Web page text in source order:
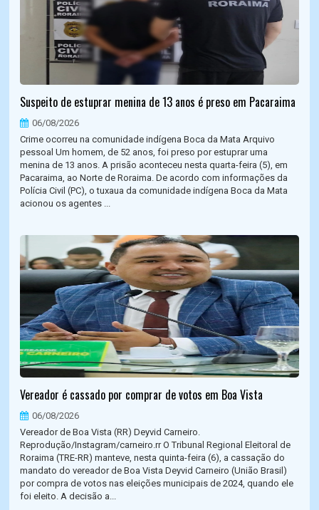
Suspeito de estuprar menina de 13 anos é preso em Pacaraima
06/08/2026
Crime ocorreu na comunidade indígena Boca da Mata Arquivo
pessoal Um homem, de 52 anos, foi preso por estuprar uma
menina de 13 anos. A prisão aconteceu nesta quarta-feira (5), em
Pacaraima, ao Norte de Roraima. De acordo com informações da
Polícia Civil (PC), o tuxaua da comunidade indígena Boca da Mata
acionou os agentes ...
Vereador é cassado por comprar de votos em Boa Vista
06/08/2026
Vereador de Boa Vista (RR) Deyvid Carneiro.
Reprodução/Instagram/carneiro.rr O Tribunal Regional Eleitoral de
Roraima (TRE-RR) manteve, nesta quinta-feira (6), a cassação do
mandato do vereador de Boa Vista Deyvid Carneiro (União Brasil)
por compra de votos nas eleições municipais de 2024, quando ele
foi eleito. A decisão a...